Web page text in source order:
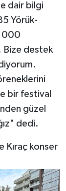
dair bilgi
Yörük-
Bize destek
bir festival
güzel
dedi.
Kıraç konser